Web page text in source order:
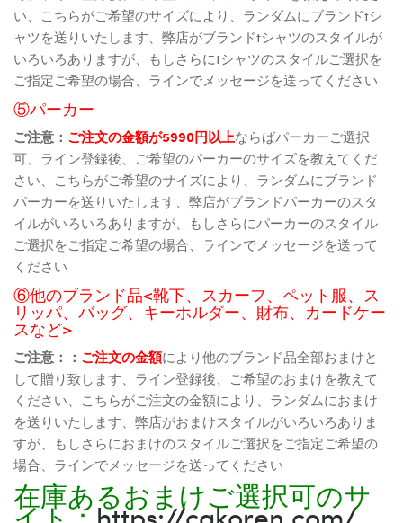
い、こちらがご希望のサイズにより、ランダムにブランドtシ
ャツを送りいたします、弊店がブランドtシャツのスタイルが
いろいろありますが、もしさらにtシャツのスタイルご選択を
ご指定ご希望の場合、ラインでメッセージを送ってください
⑤パーカー
ご注意： ご注文の金額が5990円以上ならばパーカーご選択
可、ライン登録後、ご希望のパーカーのサイズを教えてくだ
さい、こちらがご希望のサイズにより、ランダムにブランド
パーカーを送りいたします、弊店がブランドパーカーのスタ
イルがいろいろありますが、もしさらにパーカーのスタイル
ご選択をご指定ご希望の場合、ラインでメッセージを送って
ください
⑥他のブランド品<靴下、スカーフ、ペット服、ス
リッパ、バッグ、キーホルダー、財布、カードケー
スなど>
ご注意：： ご注文の金額により他のブランド品全部おまけと
して贈り致します、ライン登録後、ご希望のおまけを教えて
ください、こちらがご注文の金額により、ランダムにおまけ
を送りいたします、弊店がおまけスタイルがいろいろありま
すが、もしさらにおまけのスタイルご選択をご指定ご希望の
場合、ラインでメッセージを送ってください
在庫あるおまけご選択可のサ